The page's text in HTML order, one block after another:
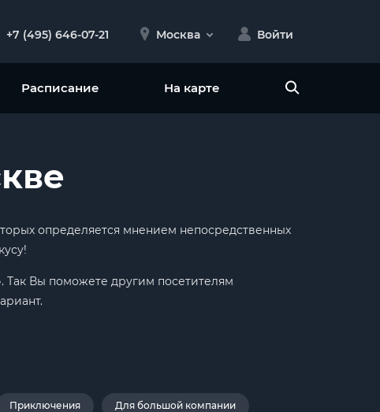
+7 (495) 646-07-21 Москва Войти
Расписание На карте
определяется мнением непосредственных
Так Вы поможете другим посетителям
Приключения Для большой компании